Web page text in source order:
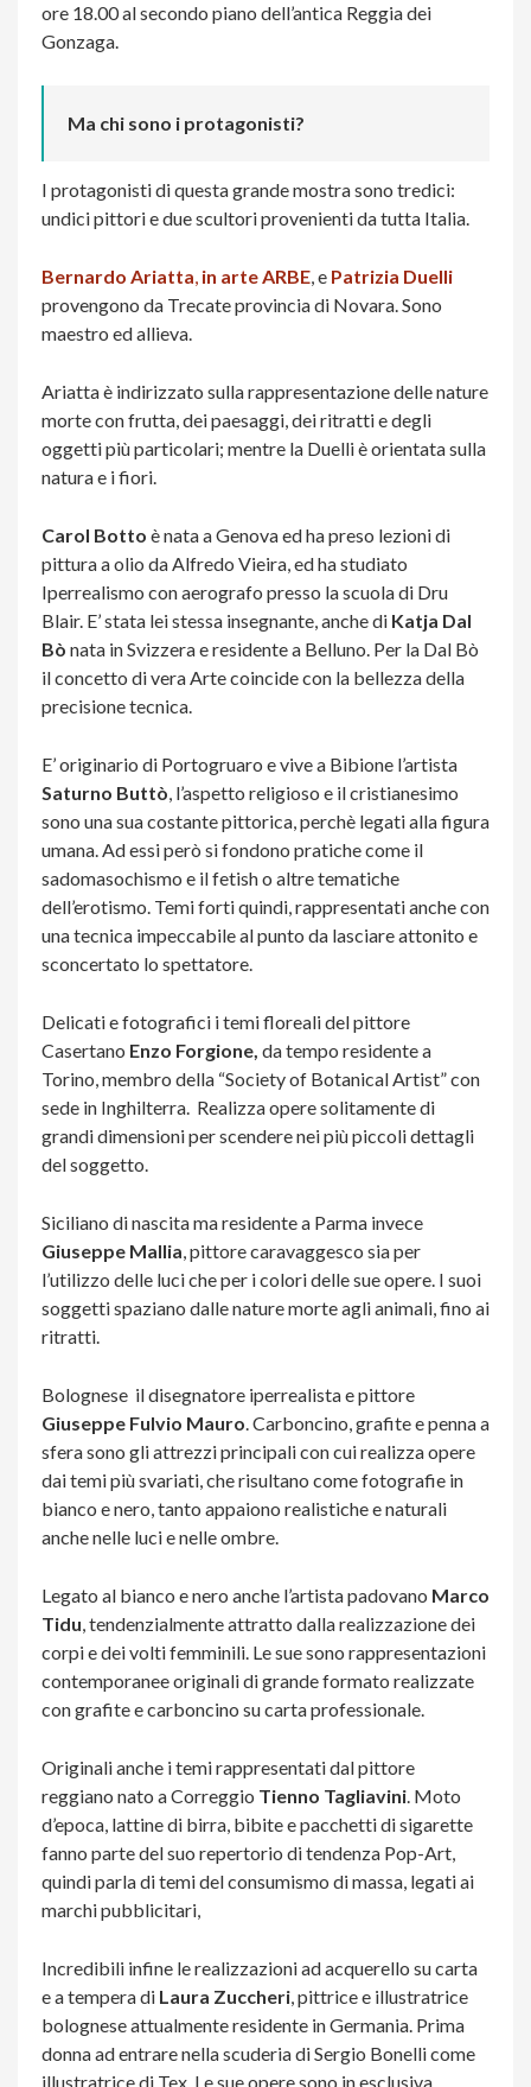
ore 18.00 al secondo piano dell’antica Reggia dei
Gonzaga.
Ma chi sono i protagonisti?
I protagonisti di questa grande mostra sono tredici:
undici pittori e due scultori provenienti da tutta Italia.
Bernardo Ariatta, in arte ARBE, e Patrizia Duelli
provengono da Trecate provincia di Novara. Sono
maestro ed allieva.
Ariatta è indirizzato sulla rappresentazione delle nature
morte con frutta, dei paesaggi, dei ritratti e degli
oggetti più particolari; mentre la Duelli è orientata sulla
natura e i fiori.
Carol Botto è nata a Genova edha preso lezioni di
pittura a olio da Alfredo Vieira, ed ha studiato
Iperrealismo con aerografo presso la scuola di Dru
Blair. E’ stata lei stessa insegnante, anche di Katja Dal
Bò nata in Svizzera e residente a Belluno. Per la Dal Bò
il concetto di vera Arte coincide con la bellezza della
precisione tecnica.
E’ originario di Portogruaro e vive a Bibione l’artista
Saturno Buttò, l’aspetto religioso e il cristianesimo
sono una sua costante pittorica, perchè legati alla figura
umana. Ad essi però si fondono pratiche come il
sadomasochismo e il fetish o altre tematiche
dell’erotismo. Temi forti quindi, rappresentati anche con
una tecnica impeccabile al punto da lasciare attonito e
sconcertato lo spettatore.
Delicati e fotografici i temi floreali del pittore
Casertano Enzo Forgione, da tempo residente a
Torino, membro della “Society of Botanical Artist” con
sede in Inghilterra. Realizza opere solitamente di
grandi dimensioni per scendere nei più piccoli dettagli
del soggetto.
Siciliano di nascita ma residente a Parma invece
Giuseppe Mallia, pittore caravaggesco sia per
l’utilizzo delle luci che per i colori delle sue opere. I suoi
soggetti spaziano dalle nature morte agli animali, fino ai
ritratti.
Bolognese il disegnatore iperrealista e pittore
Giuseppe Fulvio Mauro. Carboncino, grafite e penna a
sfera sono gli attrezzi principali con cui realizza opere
dai temi più svariati, che risultano come fotografie in
bianco e nero, tanto appaiono realistiche e naturali
anche nelle luci e nelle ombre.
Legato al bianco e nero anche l’artista padovano Marco
Tidu, tendenzialmente attratto dalla realizzazione dei
corpi e dei volti femminili. Le sue sono rappresentazioni
contemporanee originali di grande formato realizzate
con grafite e carboncino su carta professionale.
Originali anche i temi rappresentati dal pittore
reggiano nato a Correggio Tienno Tagliavini. Moto
d’epoca, lattine di birra, bibite e pacchetti di sigarette
fanno parte del suo repertorio di tendenza Pop-Art,
quindi parla di temi del consumismo di massa, legati ai
marchi pubblicitari,
Incredibili infine le realizzazioni ad acquerello su carta
e a tempera di Laura Zuccheri, pittrice e illustratrice
bolognese attualmente residente in Germania. Prima
donna ad entrare nella scuderia di Sergio Bonelli come
illustratrice di Tex. Le sue opere sono in esclusiva